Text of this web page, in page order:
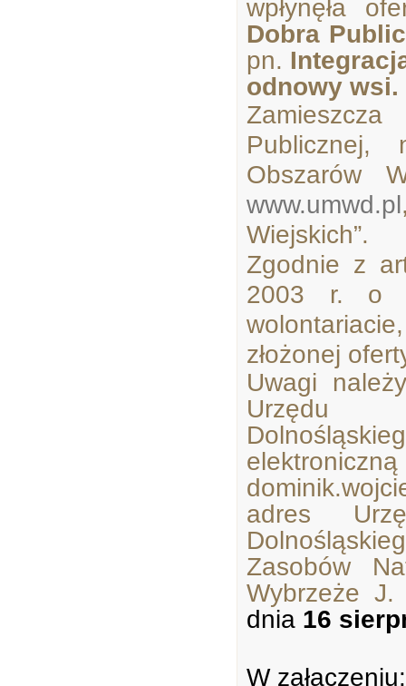
wpłynęła
Dobra
pn.
odnowy wsi.
Publicznej,
Obszarów
www.umwd.pl
Wiejskich”.
Zgodnie z
2003 r. o
złożonej
Uwagi
Urzędu
adres
Zasobów
Wybrzeże J.
dnia 16
W załączeniu: